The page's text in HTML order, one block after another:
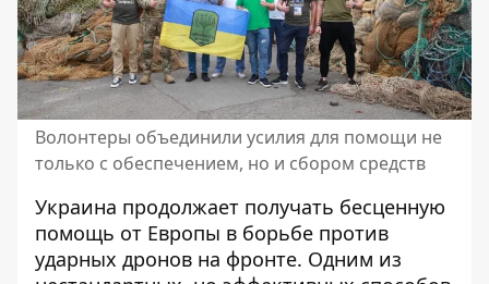
Волонтеры объединили усилия для помощи не
только с обеспечением, но и сбором средств
Украина продолжает получать бесценную
помощь от Европы в борьбе против
ударных дронов на фронте. Одним из